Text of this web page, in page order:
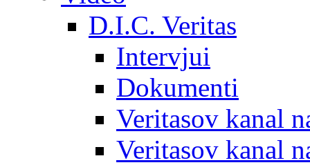
D.I.C. Veritas
Intervjui
Dokumenti
Veritasov kanal
Veritasov kanal